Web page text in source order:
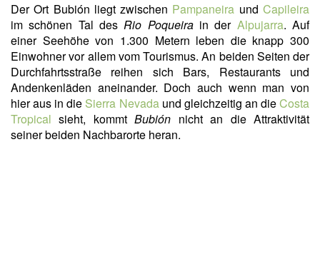
Der Ort Bubión liegt zwischen Pampaneira undCapileira
im schönen Tal desRio Poqueirain der Alpujarra. Auf
einer Seehöhe von 1.300 Metern leben die knapp 300
Einwohner vor allem vom Tourismus. An beiden Seiten der
Durchfahrtsstraße reihen sich Bars, Restaurants und
Andenkenläden aneinander. Doch auch wenn man von
hier aus in die Sierra Nevadaund gleichzeitig an dieCosta
Tropical sieht, kommtBubión nicht an die Attraktivität
seiner beiden Nachbarorte heran.